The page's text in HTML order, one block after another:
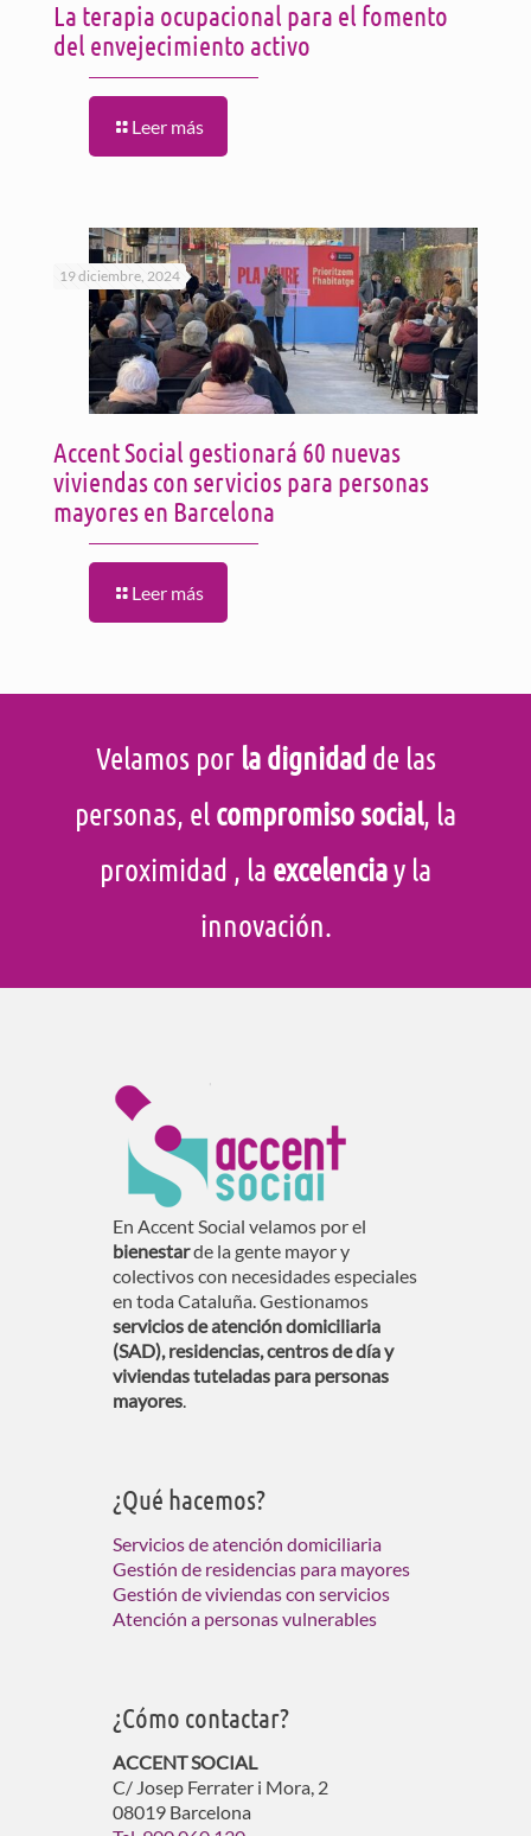
La terapia ocupacional para el fomento
del envejecimiento activo
Leer más
19 diciembre, 2024
Accent Social gestionará 60 nuevas
viviendas con servicios para personas
mayores en Barcelona
Leer más
Velamos por la dignidadde las
personas, el compromiso social, la
proximidad , la excelenciay la
innovación.
En Accent Social velamos por el
bienestarde la gente mayor y
colectivos con necesidades especiales
en toda Cataluña. Gestionamos
servicios de atención domiciliaria
(SAD), residencias, centros de día y
viviendas tuteladas para personas
mayores.
¿Qué hacemos?
Servicios de atención domiciliaria
Gestión de residencias para mayores
Gestión de viviendas con servicios
Atención a personas vulnerables
¿Cómo contactar?
ACCENT SOCIAL
C/ Josep Ferrater i Mora, 2
08019 Barcelona